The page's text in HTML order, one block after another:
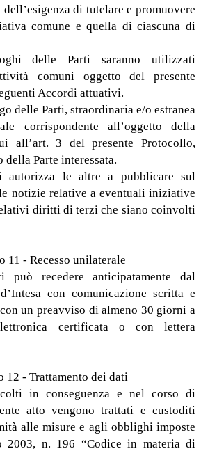
di tutelare e promuovere
comune e quella di ciascuna di
delle Parti saranno utilizzati
comuni oggetto del presente
Accordi attuativi.
delle Parti, straordinaria e/o estranea
corrispondente all’oggetto della
all’art. 3 del presente Protocollo,
Parte interessata.
autorizza le altre a pubblicare sul
notizie relative a eventuali iniziative
diritti di terzi che siano coinvolti
11 - Recesso unilaterale
può recedere anticipatamente dal
con comunicazione scritta e
un preavviso di almeno 30 giorni a
certificata o con lettera
12 - Trattamento dei dati
in conseguenza e nel corso di
atto vengono trattati e custoditi
alle misure e agli obblighi imposte
2003, n. 196 “Codice in materia di